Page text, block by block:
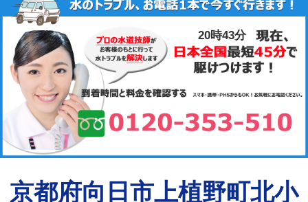
20時43分
京都府向日市上植野町北小